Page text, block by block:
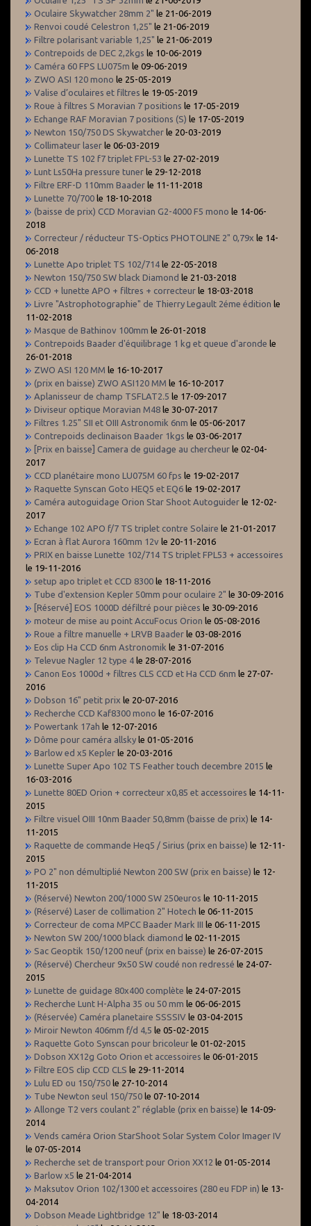
Oculaire Skywatcher 28mm 2" le 21-06-2019
Renvoi coudé Celestron 1,25" le 21-06-2019
Filtre polarisant variable 1,25" le 21-06-2019
Contrepoids de DEC 2,2kgs le 10-06-2019
Caméra 60 FPS LU075m le 09-06-2019
ZWO ASI 120 mono le 25-05-2019
Valise d’oculaires et filtres le 19-05-2019
Roue à filtres S Moravian 7 positions le 17-05-2019
Echange RAF Moravian 7 positions (S) le 17-05-2019
Newton 150/750 DS Skywatcher le 20-03-2019
Collimateur laser le 06-03-2019
Lunette TS 102 f7 triplet FPL-53 le 27-02-2019
Lunt Ls50Ha pressure tuner le 29-12-2018
Filtre ERF-D 110mm Baader le 11-11-2018
Lunette 70/700 le 18-10-2018
(baisse de prix) CCD Moravian G2-4000 F5 mono le 14-06-
2018
Correcteur / réducteur TS-Optics PHOTOLINE 2" 0,79x le 14-
06-2018
Lunette Apo triplet TS 102/714 le 22-05-2018
Newton 150/750 SW black Diamond le 21-03-2018
CCD + lunette APO + filtres + correcteur le 18-03-2018
Livre "Astrophotographie" de Thierry Legault 2éme édition le
11-02-2018
Masque de Bathinov 100mm le 26-01-2018
Contrepoids Baader d'équilibrage 1 kg et queue d'aronde le
26-01-2018
ZWO ASI 120 MM le 16-10-2017
(prix en baisse) ZWO ASI120 MM le 16-10-2017
Aplanisseur de champ TSFLAT2.5 le 17-09-2017
Diviseur optique Moravian M48 le 30-07-2017
Filtres 1.25" SII et OIII Astronomik 6nm le 05-06-2017
Contrepoids declinaison Baader 1kgs le 03-06-2017
[Prix en baisse] Camera de guidage au chercheur le 02-04-
2017
CCD planétaire mono LU075M 60 fps le 19-02-2017
Raquette Synscan Goto HEQ5 et EQ6 le 19-02-2017
Caméra autoguidage Orion Star Shoot Autoguider le 12-02-
2017
Echange 102 APO f/7 TS triplet contre Solaire le 21-01-2017
Ecran à flat Aurora 160mm 12v le 20-11-2016
PRIX en baisse Lunette 102/714 TS triplet FPL53 + accessoires
le 19-11-2016
setup apo triplet et CCD 8300 le 18-11-2016
Tube d'extension Kepler 50mm pour oculaire 2" le 30-09-2016
[Réservé] EOS 1000D défiltré pour pièces le 30-09-2016
moteur de mise au point AccuFocus Orion le 05-08-2016
Roue a filtre manuelle + LRVB Baader le 03-08-2016
Eos clip Ha CCD 6nm Astronomik le 31-07-2016
Televue Nagler 12 type 4 le 28-07-2016
Canon Eos 1000d + filtres CLS CCD et Ha CCD 6nm le 27-07-
2016
Dobson 16" petit prix le 20-07-2016
Recherche CCD Kaf8300 mono le 16-07-2016
Powertank 17ah le 12-07-2016
Dôme pour caméra allsky le 01-05-2016
Barlow ed x5 Kepler le 20-03-2016
Lunette Super Apo 102 TS Feather touch decembre 2015 le
16-03-2016
Lunette 80ED Orion + correcteur x0,85 et accessoires le 14-11-
2015
Filtre visuel OIII 10nm Baader 50,8mm (baisse de prix) le 14-
11-2015
Raquette de commande Heq5 / Sirius (prix en baisse) le 12-11-
2015
PO 2" non démultiplié Newton 200 SW (prix en baisse) le 12-
11-2015
(Réservé) Newton 200/1000 SW 250euros le 10-11-2015
(Réservé) Laser de collimation 2" Hotech le 06-11-2015
Correcteur de coma MPCC Baader Mark III le 06-11-2015
Newton SW 200/1000 black diamond le 02-11-2015
Sac Geoptik 150/1200 neuf (prix en baisse) le 26-07-2015
(Réservé) Chercheur 9x50 SW coudé non redressé le 24-07-
2015
Lunette de guidage 80x400 complète le 24-07-2015
Recherche Lunt H-Alpha 35 ou 50 mm le 06-06-2015
(Réservée) Caméra planetaire SSSSIV le 03-04-2015
Miroir Newton 406mm f/d 4,5 le 05-02-2015
Raquette Goto Synscan pour bricoleur le 01-02-2015
Dobson XX12g Goto Orion et accessoires le 06-01-2015
Filtre EOS clip CCD CLS le 29-11-2014
Lulu ED ou 150/750 le 27-10-2014
Tube Newton seul 150/750 le 07-10-2014
Allonge T2 vers coulant 2" réglable (prix en baisse) le 14-09-
2014
Vends caméra Orion StarShoot Solar System Color Imager IV
le 07-05-2014
Recherche set de transport pour Orion XX12 le 01-05-2014
Barlow x5 le 21-04-2014
Maksutov Orion 102/1300 et accessoires (280 eu FDP in) le 13-
04-2014
Dobson Meade Lightbridge 12" le 18-03-2014